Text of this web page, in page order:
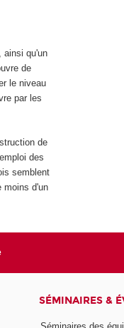
ainsi qu'un
de
le niveau
par les
de
des
semblent
moins d'un
SÉMINAIRES &